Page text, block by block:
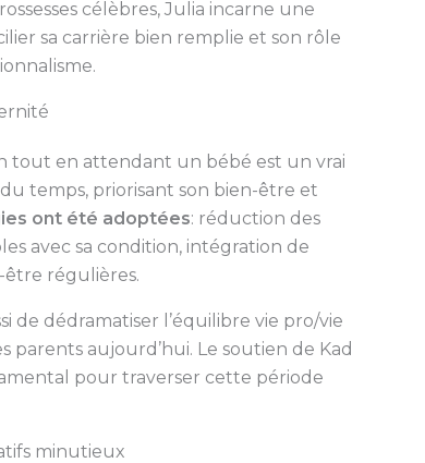
célèbres, Julia incarne une
sa carrière bien remplie et son rôle
tout en attendant un bébé est un vrai
temps, priorisant son bien-être et
ont été adoptées: réduction des
avec sa condition, intégration de
être régulières.
de dédramatiser l’équilibre vie pro/vie
aujourd’hui. Le soutien de Kad
pour traverser cette période
minutieux